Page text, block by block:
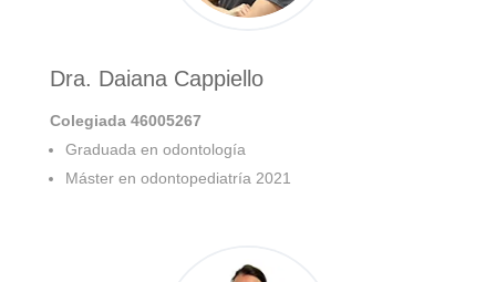
Dra. Daiana Cappiello
Colegiada 46005267
Graduada en odontología
Máster en odontopediatría 2021